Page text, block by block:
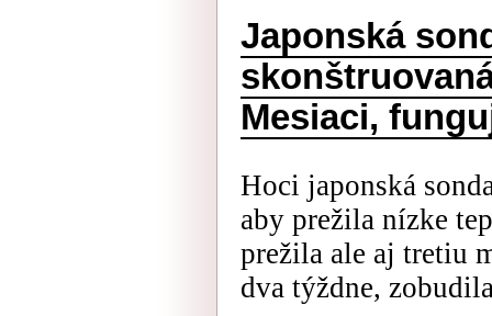
Japonská
Mesiaci,
Hoci japonská
aby prežila nízke
prežila ale aj tretiu
dva týždne,